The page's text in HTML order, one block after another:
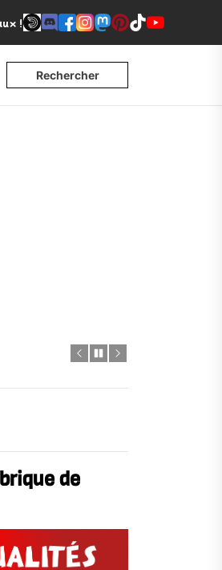
!
Rechercher
de